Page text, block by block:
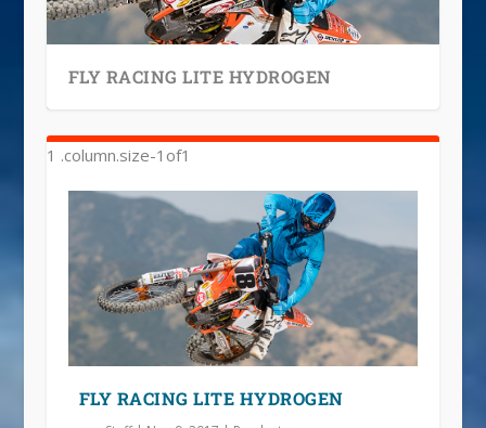
FLY RACING LITE HYDROGEN
FLY RACING LITE HYDROGEN